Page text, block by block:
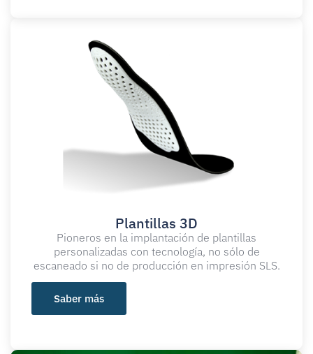
Plantillas 3D​​
Pioneros en la implantación de plantillas
personalizadas con tecnología, no sólo de
escaneado si no de producción en impresión SLS.
Saber más